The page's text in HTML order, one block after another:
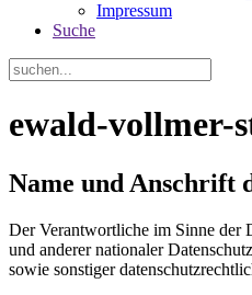
Impressum
Suche
ewald-vollmer-
Name und Anschrift
Der Verantwortliche im Sinne der
und anderer nationaler
sowie sonstiger